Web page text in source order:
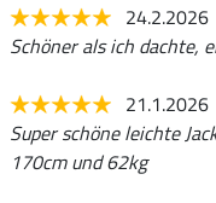
24.2.2026
Schöner als ich dachte,
21.1.2026
Super schöne leichte
170cm und 62kg